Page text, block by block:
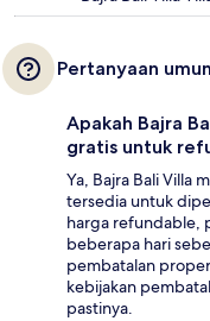
Pertanyaan
Apakah Bajra
gratis untuk
Ya, Bajra Bali Villa
tersedia untuk
harga refundable,
beberapa hari
pembatalan
kebijakan
pastinya.